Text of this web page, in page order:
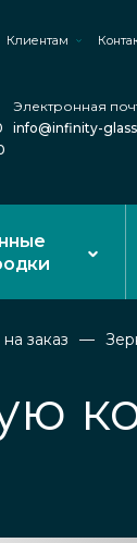
Клиентам
Электронная
info@infinity-
заказ